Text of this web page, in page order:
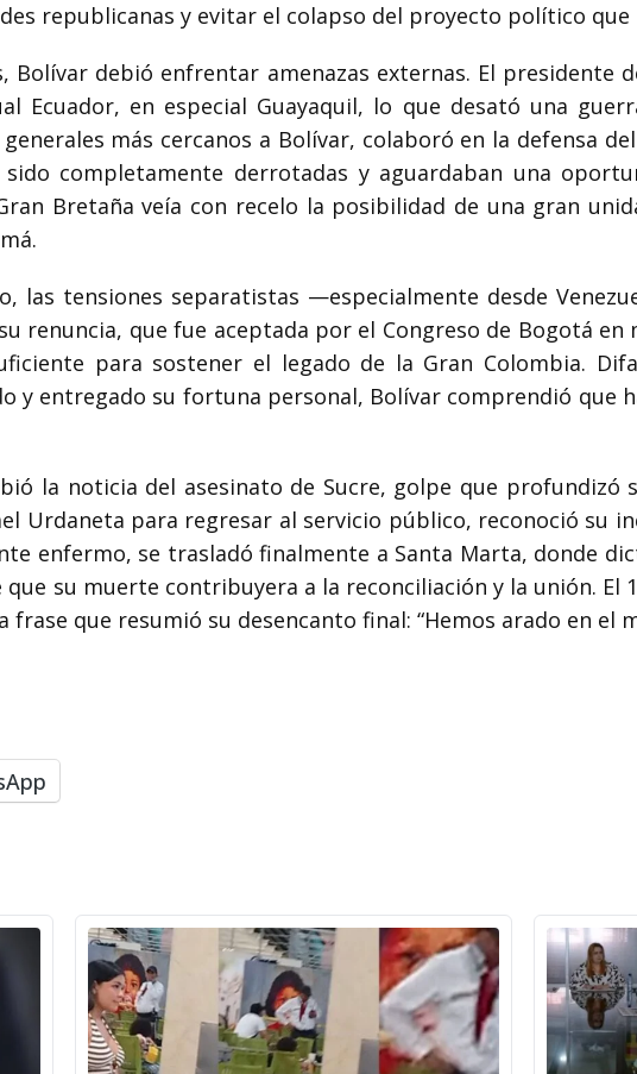
republicanas y evitar el colapso del proyecto político que
debió enfrentar amenazas externas. El presidente
Ecuador, en especial Guayaquil, lo que desató una
más cercanos a Bolívar, colaboró en la defensa
completamente derrotadas y aguardaban una
Bretaña veía con recelo la posibilidad de una gran
las tensiones separatistas —especialmente desde
renuncia, que fue aceptada por el Congreso de Bogotá en
para sostener el legado de la Gran Colombia.
y entregado su fortuna personal, Bolívar comprendió que
la noticia del asesinato de Sucre, golpe que profundizó
Urdaneta para regresar al servicio público, reconoció su
enfermo, se trasladó finalmente a Santa Marta, donde
su muerte contribuyera a la reconciliación y la unión. El
que resumió su desencanto final: “Hemos arado en el